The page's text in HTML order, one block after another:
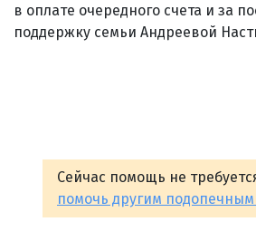
в оплате очередного счета и за
поддержку семьи Андреевой
Сейчас помощь не
помочь другим